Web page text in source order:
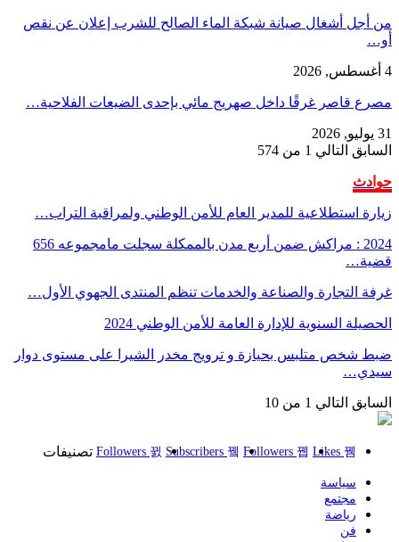
من أجل أشغال صيانة شبكة الماء الصالح للشرب إعلان عن نقص
أو…
4 أغسطس, 2026
مصرع قاصر غرقًا داخل صهريج مائي بإحدى الضيعات الفلاحية…
31 يوليو, 2026
السابق التالي 1 من 574
حوادث
زيارة استطلاعية للمدير العام للأمن الوطني ولمراقبة التراب…
2024 : مراكش ضمن أربع مدن بالممكلة سجلت مامجموعه 656
قضية…
غرفة التجارة والصناعة والخدمات تنظم المنتدى الجهوي الأول…
الحصيلة السنوية للإدارة العامة للأمن الوطني 2024
ضبط شخص متلبس بحيازة و ترويج مخدر الشيرا على مستوى دوار
سيدي…
السابق التالي 1 من 10
تصنيفات
سياسة
مجتمع
رياضة
فن